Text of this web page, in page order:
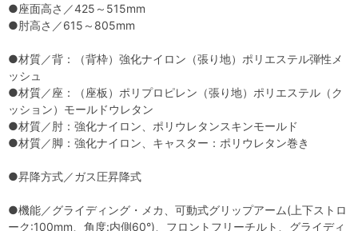
●座面高さ／425～515mm
●肘高さ／615～805mm
●材質／背：（背枠）強化ナイロン（張り地）ポリエステル弾性メ
ッシュ
●材質／座：（座板）ポリプロピレン（張り地）ポリエステル（ク
ッション）モールドウレタン
●材質／肘：強化ナイロン、ポリウレタンスキンモールド
●材質／脚：強化ナイロン、キャスター：ポリウレタン巻き
●昇降方式／ガス圧昇降式
●機能／グライディング・メカ、可動式グリップアーム(上下ストロ
ーク:100mm、角度:内側60°)、フロントフリーチルト、グライディ